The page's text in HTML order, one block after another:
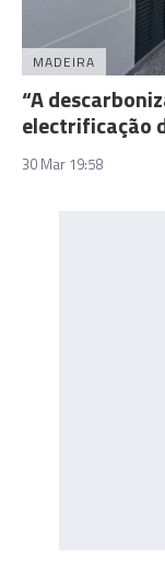
MADEIRA
“A
electrificação
30 Mar 19:58